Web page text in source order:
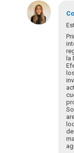
En
respuesta
a
¡Bienvenidos
bienvenidas
la